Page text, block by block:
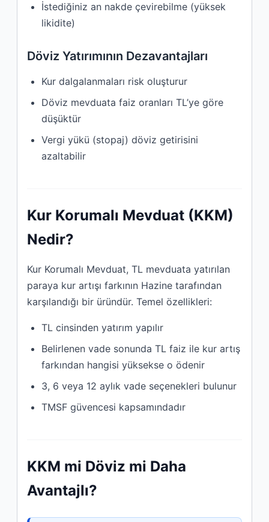
İstediğiniz an nakde çevirebilme (yüksek
likidite)
Döviz Yatırımının Dezavantajları
Kur dalgalanmaları risk oluşturur
Döviz mevduata faiz oranları TL’ye göre
düşüktür
Vergi yükü (stopaj) döviz getirisini
azaltabilir
Kur Korumalı Mevduat (KKM)
Nedir?
Kur Korumalı Mevduat, TL mevduata yatırılan
paraya kur artışı farkının Hazine tarafından
karşılandığı bir üründür. Temel özellikleri:
TL cinsinden yatırım yapılır
Belirlenen vade sonunda TL faiz ile kur artış
farkından hangisi yüksekse o ödenir
3, 6 veya 12 aylık vade seçenekleri bulunur
TMSF güvencesi kapsamındadır
KKM mi Döviz mi Daha
Avantajlı?